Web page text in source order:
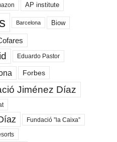
AP institute
Barcelona Biow
Eduardo Pastor
Forbes
Jiménez Díaz
Fundació ”la Caixa”